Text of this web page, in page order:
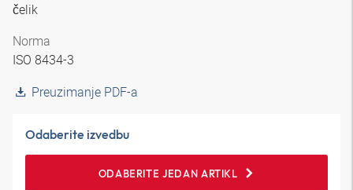
čelik
Norma
ISO 8434-3
Preuzimanje PDF-a
Odaberite izvedbu
ODABERITE JEDAN ARTIKL